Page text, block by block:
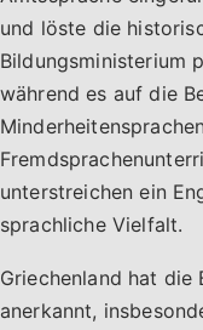
und löste die
Bildungsministerium
während es auf die
unterstreichen ein
sprachliche Vielfalt.
Griechenland hat die
anerkannt,